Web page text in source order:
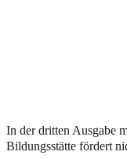
In der dritten Ausgabe
Bildungsstätte fördert